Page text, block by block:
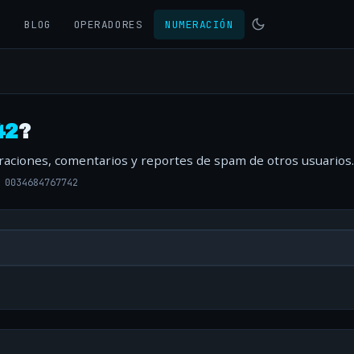
BLOG OPERADORES NUMERACIÓN
?
comentarios y reportes de spam de otros usuarios.
0034684767742